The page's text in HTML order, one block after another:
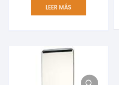
LEER MÁS